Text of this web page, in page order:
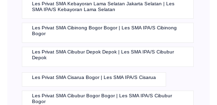
Les Privat SMA Kebayoran Lama Selatan Jakarta Selatan | Les
SMA IPA/S Kebayoran Lama Selatan
Les Privat SMA Cibinong Bogor Bogor | Les SMA IPA/S Cibinong
Bogor
Les Privat SMA Cibubur Depok Depok | Les SMA IPA/S Cibubur
Depok
Les Privat SMA Cisarua Bogor | Les SMA IPA/S Cisarua
Les Privat SMA Cibubur Bogor Bogor | Les SMA IPA/S Cibubur
Bogor